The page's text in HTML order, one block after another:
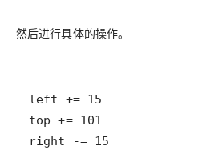
然后进行具体的操作。